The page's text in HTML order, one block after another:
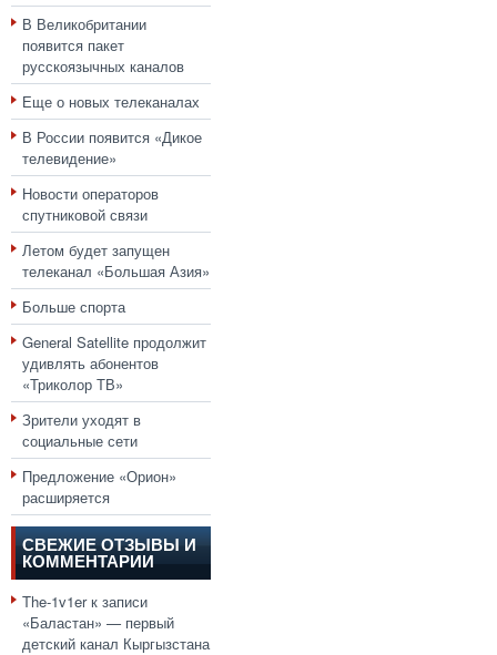
В Великобритании
появится пакет
русскоязычных каналов
Еще о новых телеканалах
В России появится «Дикое
телевидение»
Новости операторов
спутниковой связи
Летом будет запущен
телеканал «Большая Азия»
Больше спорта
General Satellite продолжит
удивлять абонентов
«Триколор ТВ»
Зрители уходят в
социальные сети
Предложение «Орион»
расширяется
СВЕЖИЕ ОТЗЫВЫ И
КОММЕНТАРИИ
The-1v1erк записи
«Баластан» — первый
детский канал Кыргызстана